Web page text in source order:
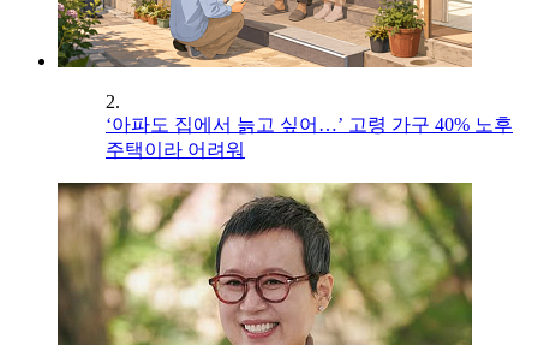
2.
‘아파도 집에서 늙고 싶어…’ 고령 가구 40% 노후
주택이라 어려워